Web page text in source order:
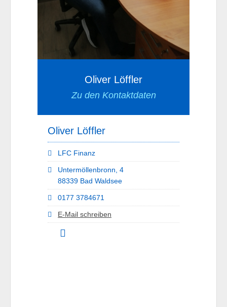
Oliver Löffler
Zu den Kontaktdaten
Oliver Löffler
LFC Finanz
Untermöllenbronn, 4
88339 Bad Waldsee
0177 3784671
E-Mail schreiben